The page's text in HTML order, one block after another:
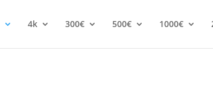
4k 300€ 500€ 1000€